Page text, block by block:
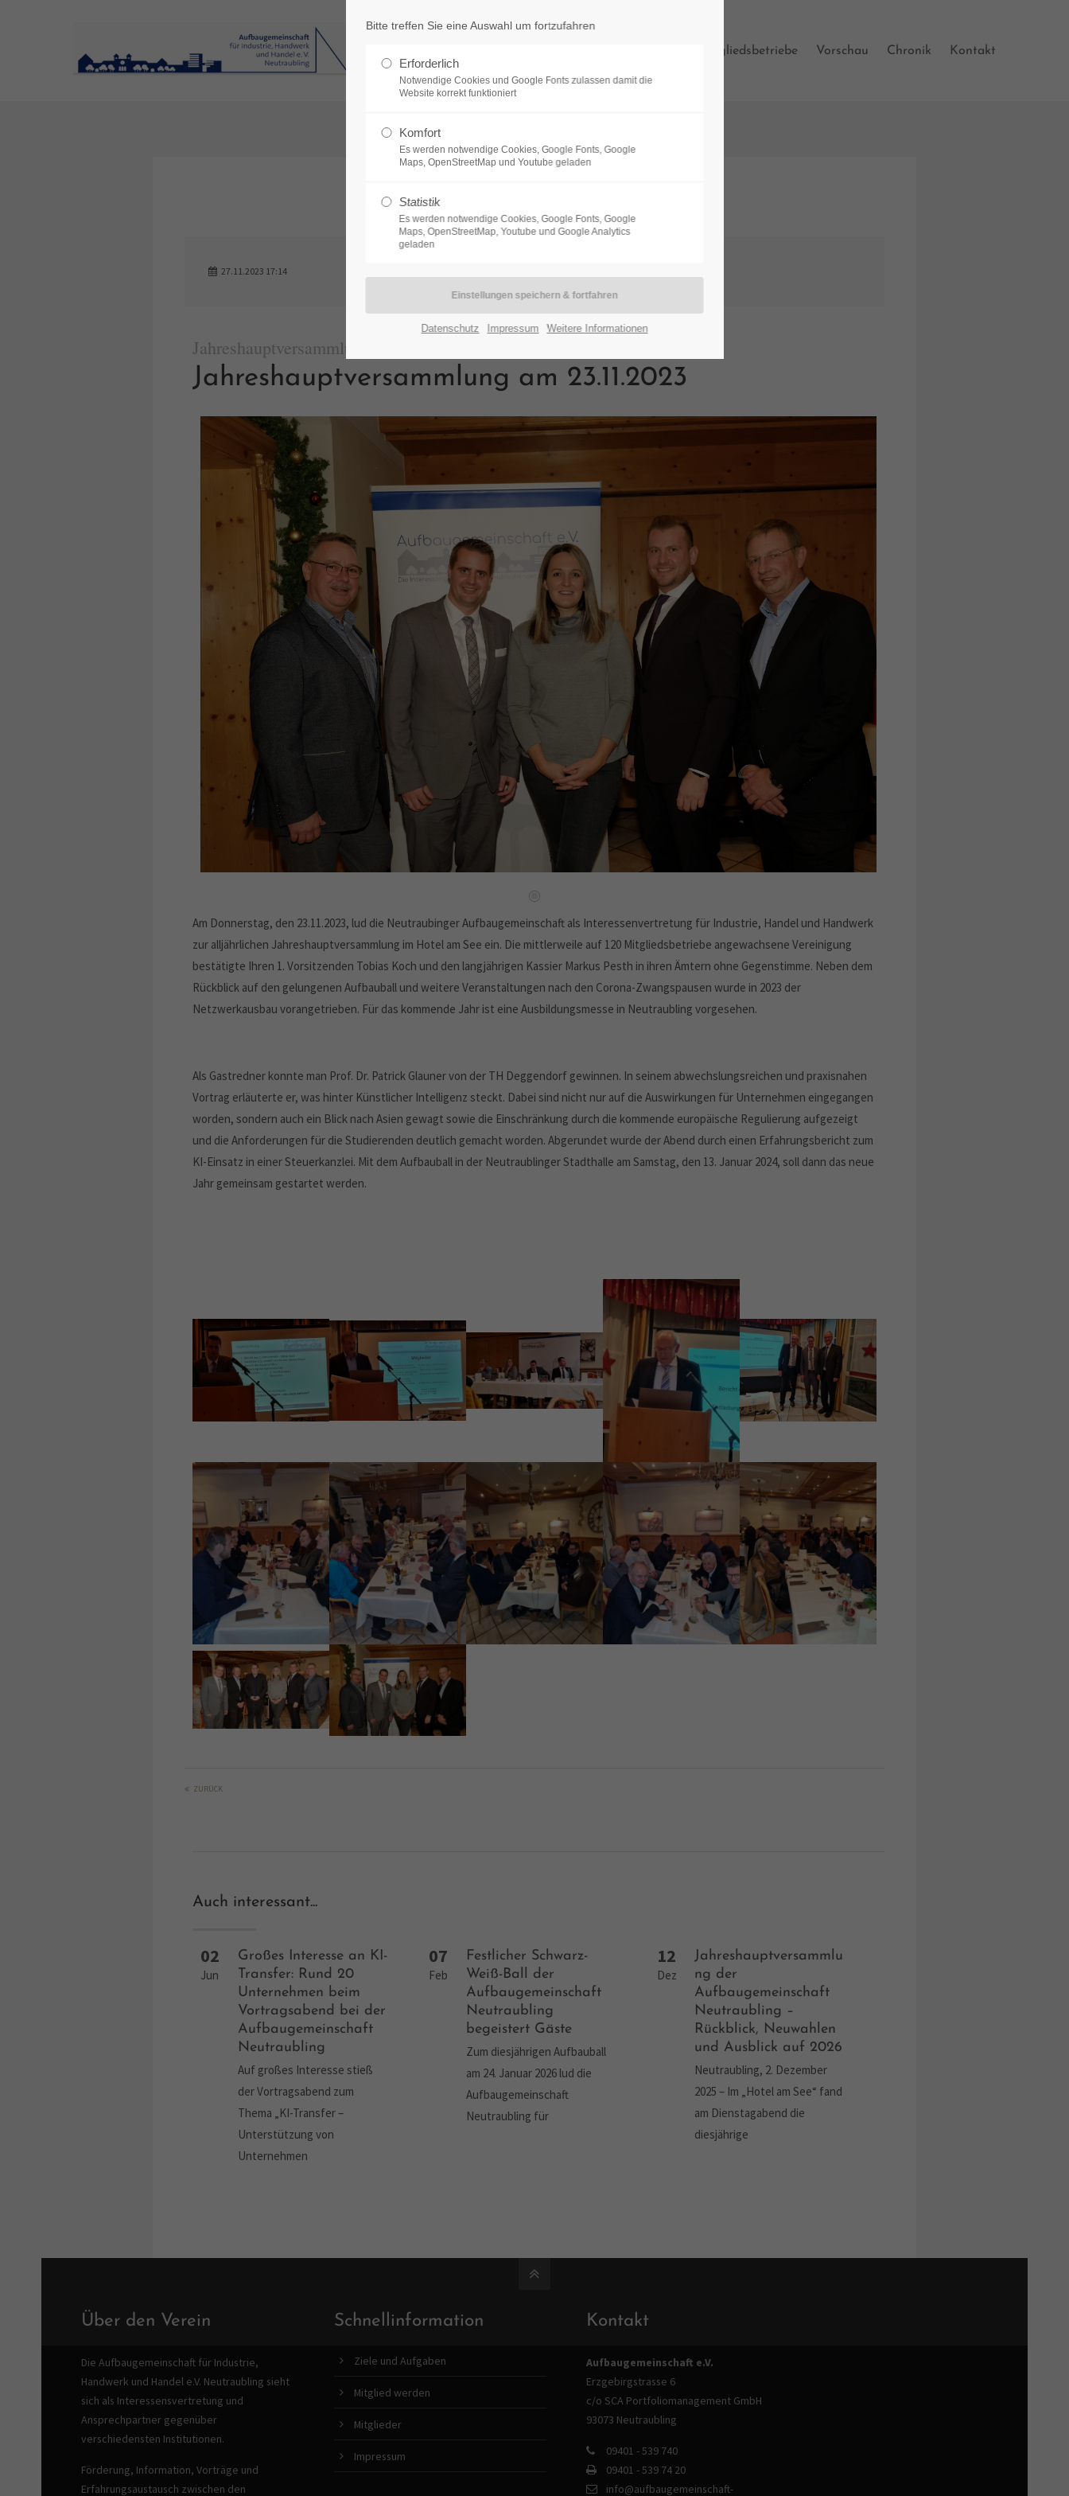
Lorem ipsum dolor sit amet:
24h
Cybersteel Inc.
Drop us a line
info@yourdomain.com
Lorem ipsum dolor sit amet,
consectetuer adipiscing elit.
Aenean commodo ligula eget dolor.
penatibus et magnis dis parturient
montes, nascetur ridiculus mus. Donec
Mitgliedsbetriebe Vorschau Chronik Kontakt
27.11.2023 17:14
Jahreshauptversammlung am 23.11.2023
Jahreshauptversammlung am 23.11.2023
Am Donnerstag, den 23.11.2023, lud die Neutraubinger Aufbaugemeinschaft als Interessenvertretung für Industrie, Handel und Handwerk
zur alljährlichen Jahreshauptversammlung im Hotel am See ein. Die mittlerweile auf 120 Mitgliedsbetriebe angewachsene Vereinigung
bestätigte Ihren 1. Vorsitzenden Tobias Koch und den langjährigen Kassier Markus Pesth in ihren Ämtern ohne Gegenstimme. Neben dem
Rückblick auf den gelungenen Aufbauball und weitere Veranstaltungen nach den Corona-Zwangspausen wurde in 2023 der
Netzwerkausbau vorangetrieben. Für das kommende Jahr ist eine Ausbildungsmesse in Neutraubling vorgesehen.
Als Gastredner konnte man Prof. Dr. Patrick Glauner von der TH Deggendorf gewinnen. In seinem abwechslungsreichen und praxisnahen
Vortrag erläuterte er, was hinter Künstlicher Intelligenz steckt. Dabei sind nicht nur auf die Auswirkungen für Unternehmen eingegangen
worden, sondern auch ein Blick nach Asien gewagt sowie die Einschränkung durch die kommende europäische Regulierung aufgezeigt
und die Anforderungen für die Studierenden deutlich gemacht worden. Abgerundet wurde der Abend durch einen Erfahrungsbericht zum
KI-Einsatz in einer Steuerkanzlei. Mit dem Aufbauball in der Neutraublinger Stadthalle am Samstag, den 13. Januar 2024, soll dann das neue
Jahr gemeinsam gestartet werden.
ZURÜCK
Auch interessant...
02
Jun
Großes Interesse an KI-
Transfer: Rund 20
Unternehmen beim
Vortragsabend bei der
Aufbaugemeinschaft
Neutraubling
Auf großes Interesse stieß
der Vortragsabend zum
Thema „KI-Transfer –
Unterstützung von
Unternehmen
07
Feb
Festlicher Schwarz-
Weiß-Ball der
Aufbaugemeinschaft
Neutraubling
begeistert Gäste
Zum diesjährigen Aufbauball
am 24. Januar 2026 lud die
Aufbaugemeinschaft
Neutraubling für
12
Dez
Jahreshauptversammlu
ng der
Aufbaugemeinschaft
Neutraubling –
Rückblick, Neuwahlen
und Ausblick auf 2026
Neutraubling, 2. Dezember
2025 – Im „Hotel am See“ fand
am Dienstagabend die
diesjährige
Über den Verein
Die Aufbaugemeinschaft für Industrie,
Handwerk und Handel e.V. Neutraubling sieht
sich als Interessensvertretung und
Ansprechpartner gegenüber
verschiedensten Institutionen.
Förderung, Information, Vorträge und
Erfahrungsaustausch zwischen den
Schnellinformation
Ziele und Aufgaben
Mitglied werden
Mitglieder
Impressum
Kontakt
Aufbaugemeinschaft e.V.
Erzgebirgstrasse 6
c/o SCA Portfoliomanagement GmbH
93073 Neutraubling
09401 - 539 740
09401 - 539 74 20
info@aufbaugemeinschaft-
Bitte treffen Sie eine Auswahl um fortzufahren
Erforderlich
Notwendige Cookies und Google Fonts zulassen damit die
Website korrekt funktioniert
Komfort
Es werden notwendige Cookies, Google Fonts, Google
Maps, OpenStreetMap und Youtube geladen
Statistik
Es werden notwendige Cookies, Google Fonts, Google
Maps, OpenStreetMap, Youtube und Google Analytics
geladen
Datenschutz Impressum Weitere Informationen